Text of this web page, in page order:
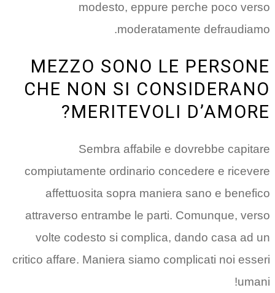
modesto, eppure perche poco verso
moderatamente defraudiamo.
MEZZO SONO LE PERSONE
CHE NON SI CONSIDERANO
MERITEVOLI D’AMORE?
Sembra affabile e dovrebbe capitare
compiutamente ordinario concedere e ricevere
affettuosita sopra maniera sano e benefico
attraverso entrambe le parti. Comunque, verso
volte codesto si complica, dando casa ad un
critico affare. Maniera siamo complicati noi esseri
umani!